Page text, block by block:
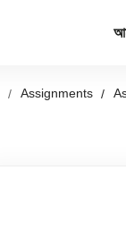
Assignments